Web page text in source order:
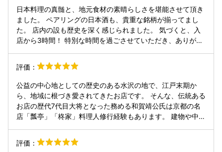
気環境設えのなかで、いざ実食👋会食場スタッフがひと品ご
とに食材料理名を伝えてくれましたが、割烹料亭ビギナーに
はよく判りませんでした🤔申し訳ない🕴️いわゆる「お品書
き」あれば良かったに(*´ω`*)。総じてどの料理もたいへん
美味でした😚季節の食材を丁寧にかつ繊細に活かしきる食の
技を感じ味わうことができました🙇様々並んだ料理のなか
いて。食べていかれますかorお持ち帰りにしますか、と問わ
れ、妻が鰻好きなことがあり持ち帰りにしました🥢会食終了
時点で新茶屋の方が大広間に来られ、中庭や植木、広間の調
度品について説明してくれました☘️🌿🍀💬ども🕴️帰宅後、タ
感想でした😚
入口で丁重に挨拶を受け、靴を脱いでスリッパに履き替え、
2階の広い部屋に案内されました♪ さすが料亭で掛け軸など
も素晴らしく、また窓から庭も綺麗に見えていましたね。 メ
ニューを見てお酒は以下を美味しく頂きました♪ さすが熱燗
は料理に合い、料理の美味しさを引き立てましたね。 またさ
した♪ ◯岩手の赤武 純米1合1,100円税込 熱燗で日本料理
燗で日本料理に合う〜♪ ◯新政 生成エクリュ 酒こまち
四合瓶6,000円税込 清純さを感じ甘く飲みやすく、かなり美
味しい♪これは感動♪ その他にもお酒は頼んでいたようでし
た。 食べ物はあらかじめ2万円のコースを頼んでいました。
まず、巨大な香茸や本しめじ、クロカワタケなど、今回料理
に使われるキノコが紹介され圧巻でしたね♪ こんなに大きな
日本料理の真髄と、地元食材の素晴らしさを堪能させて頂き
ました。 ペアリングの日本酒も、貴重な銘柄が揃ってまし
た。 店内の設も歴史を深く感じられました。 気づくと、入
店から3時間！ 特別な時間を過ごさせていただき、ありがと
評価：
公益の中心地としての歴史のある水沢の地で、江戸末期か
ら、地域に根づき愛されてきたお店です。 そんな、伝統ある
お店の歴代7代目大将となった務める和賀靖公氏は京都の名
店「瓢亭」「柊家」料理人修行経験もあります。 建物や中庭
ース内容は...王道の日本料理ながらも、地物の食材使った
品々は素晴らしいの一言に尽きます。 また、器からこだわり
評価：